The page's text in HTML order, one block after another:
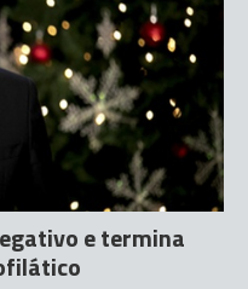
e termina